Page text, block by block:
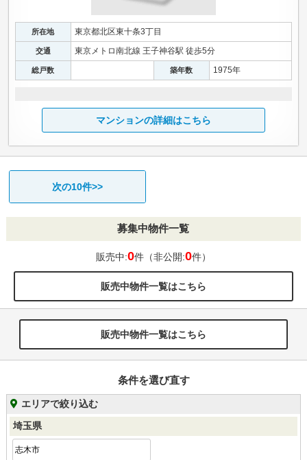
所在地 東京都北区東十条3丁目
交通 東京メトロ南北線 王子神谷駅 徒歩5分
総戸数 築年数 1975年
マンションの詳細はこちら
次の10件>>
募集中物件一覧
販売中:0件（非公開:0件）
販売中物件一覧はこちら
販売中物件一覧はこちら
条件を選び直す
エリアで絞り込む
埼玉県
志木市